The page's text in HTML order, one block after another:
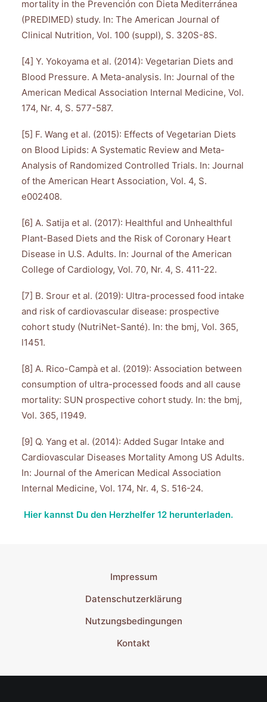
mortality in the Prevención con Dieta Mediterránea
(PREDIMED) study. In: The American Journal of
Clinical Nutrition, Vol. 100 (suppl), S. 320S-8S.
[4] Y. Yokoyama et al. (2014): Vegetarian Diets and
Blood Pressure. A Meta-analysis. In: Journal of the
American Medical Association Internal Medicine, Vol.
174, Nr. 4, S. 577-587.
[5] F. Wang et al. (2015): Effects of Vegetarian Diets
on Blood Lipids: A Systematic Review and Meta-
Analysis of Randomized Controlled Trials. In: Journal
of the American Heart Association, Vol. 4, S.
e002408.
[6] A. Satija et al. (2017): Healthful and Unhealthful
Plant-Based Diets and the Risk of Coronary Heart
Disease in U.S. Adults. In: Journal of the American
College of Cardiology, Vol. 70, Nr. 4, S. 411-22.
[7] B. Srour et al. (2019): Ultra-processed food intake
and risk of cardiovascular disease: prospective
cohort study (NutriNet-Santé). In: the bmj, Vol. 365,
l1451.
[8] A. Rico-Campà et al. (2019): Association between
consumption of ultra-processed foods and all cause
mortality: SUN prospective cohort study. In: the bmj,
Vol. 365, l1949.
[9] Q. Yang et al. (2014): Added Sugar Intake and
Cardiovascular Diseases Mortality Among US Adults.
In: Journal of the American Medical Association
Internal Medicine, Vol. 174, Nr. 4, S. 516-24.
Hier kannst Du den Herzhelfer 12 herunterladen.
Impressum
Datenschutzerklärung
Nutzungsbedingungen
Kontakt